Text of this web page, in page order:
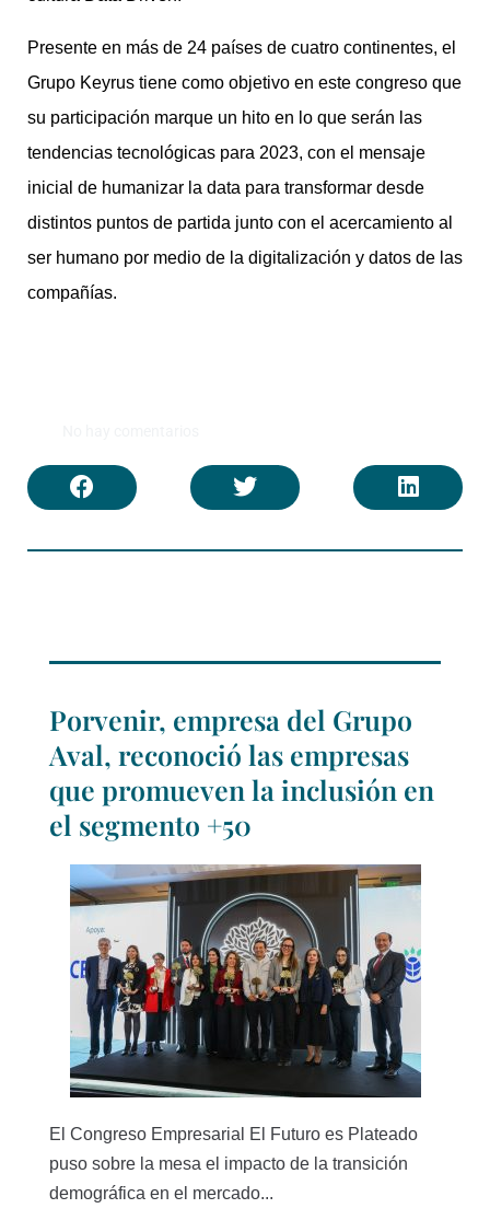
Presente en más de 24 países de cuatro continentes, el
Grupo Keyrus tiene como objetivo en este congreso que
su participación marque un hito en lo que serán las
tendencias tecnológicas para 2023, con el mensaje
inicial de humanizar la data para transformar desde
distintos puntos de partida junto con el acercamiento al
ser humano por medio de la digitalización y datos de las
compañías.
Porvenir, empresa del Grupo
Aval, reconoció las empresas
que promueven la inclusión en
el segmento +50
El Congreso Empresarial El Futuro es Plateado
puso sobre la mesa el impacto de la transición
demográfica en el mercado...